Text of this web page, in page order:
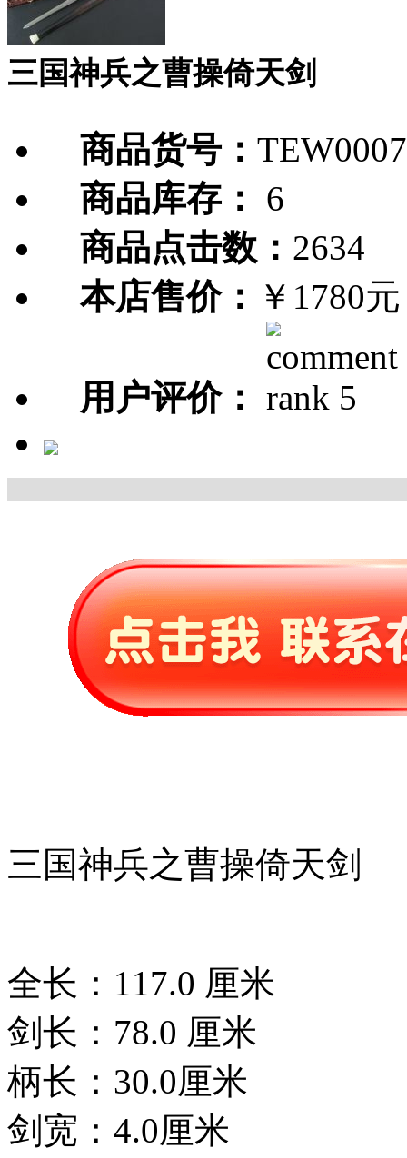
三国神兵之曹操倚天剑
商品货号：
商品库存：
6
商品点击数： 2634
本店售价： ￥1780元
用户评价：
三国神兵之曹操倚天剑
全长：117.0 厘米
剑长：78.0 厘米
柄长：30.0厘米
剑宽：4.0厘米